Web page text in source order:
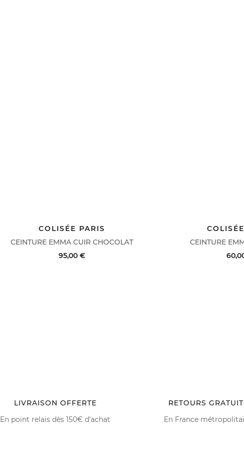
CEINTURE EMMA CUIR CHOCOLAT
COLISÉE PARIS
95,00 €
CEINTURE
LIVRAISON OFFERTE
En point relais dès 150€ d'achat
RETOURS
En France